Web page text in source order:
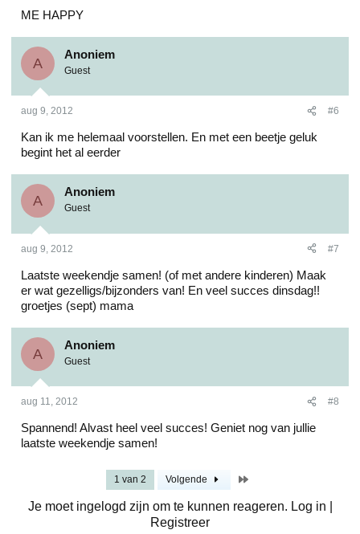
ME HAPPY
A
Anoniem
Guest
aug 9, 2012 #6
Kan ik me helemaal voorstellen. En met een beetje geluk
begint het al eerder
A
Anoniem
Guest
aug 9, 2012 #7
Laatste weekendje samen! (of met andere kinderen) Maak
er wat gezelligs/bijzonders van! En veel succes dinsdag!!
groetjes (sept) mama
A
Anoniem
Guest
aug 11, 2012 #8
Spannend! Alvast heel veel succes! Geniet nog van jullie
laatste weekendje samen!
1 van 2 Volgende
Je moet ingelogd zijn om te kunnen reageren. Log in |
Registreer